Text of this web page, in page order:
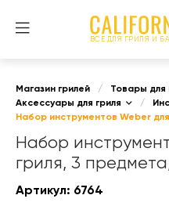
ВСЕ ДЛЯ ГРИЛЯ И
Магазин грилей / Товары для
Аксессуары для гриля
/
Набор инструментов Weber
Набор
гриля, 3
Артикул: 6764